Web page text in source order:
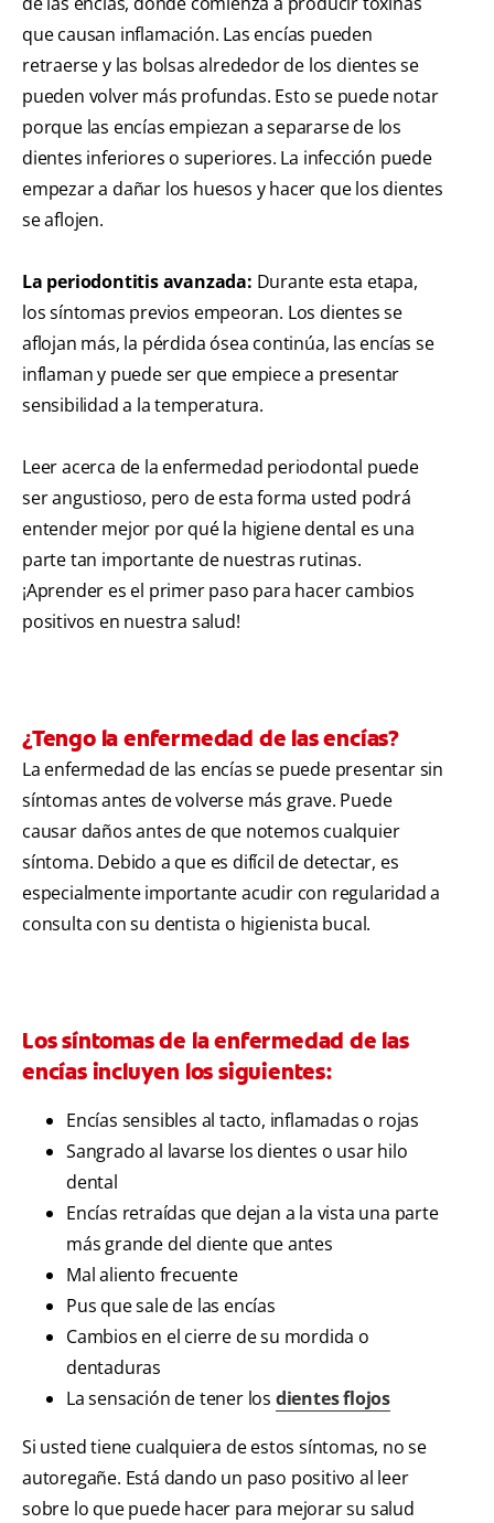
que causan inflamación. Las encías pueden
retraerse y las bolsas alrededor de los dientes se
pueden volver más profundas. Esto se puede notar
porque las encías empiezan a separarse de los
dientes inferiores o superiores. La infección puede
empezar a dañar los huesos y hacer que los dientes
se aflojen.
La periodontitis avanzada: Durante esta etapa,
los síntomas previos empeoran. Los dientes se
aflojan más, la pérdida ósea continúa, las encías se
inflaman y puede ser que empiece a presentar
sensibilidad a la temperatura.
Leer acerca de la enfermedad periodontal puede
ser angustioso, pero de esta forma usted podrá
entender mejor por qué la higiene dental es una
parte tan importante de nuestras rutinas.
¡Aprender es el primer paso para hacer cambios
positivos en nuestra salud!
¿Tengo la enfermedad de las encías?
La enfermedad de las encías se puede presentar sin
síntomas antes de volverse más grave. Puede
causar daños antes de que notemos cualquier
síntoma. Debido a que es difícil de detectar, es
especialmente importante acudir con regularidad a
consulta con su dentista o higienista bucal.
Los síntomas de la enfermedad de las
encías incluyen los siguientes:
Encías sensibles al tacto, inflamadas o rojas
Sangrado al lavarse los dientes o usar hilo
dental
Encías retraídas que dejan a la vista una parte
más grande del diente que antes
Mal aliento frecuente
Pus que sale de las encías
Cambios en el cierre de su mordida o
dentaduras
La sensación de tener los dientes flojos
Si usted tiene cualquiera de estos síntomas, no se
autoregañe. Está dando un paso positivo al leer
sobre lo que puede hacer para mejorar su salud